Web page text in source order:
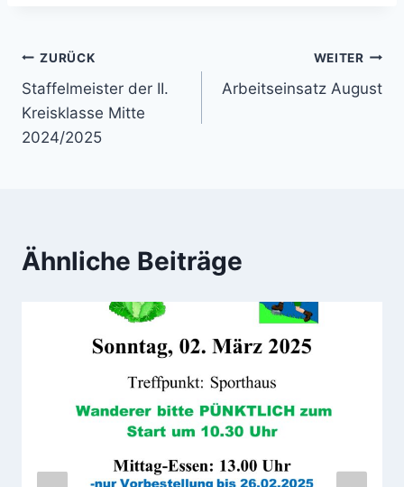
Beitragsnavigation
ZURÜCK
Staffelmeister der II.
Kreisklasse Mitte
2024/2025
WEITER
Arbeitseinsatz August
Ähnliche Beiträge